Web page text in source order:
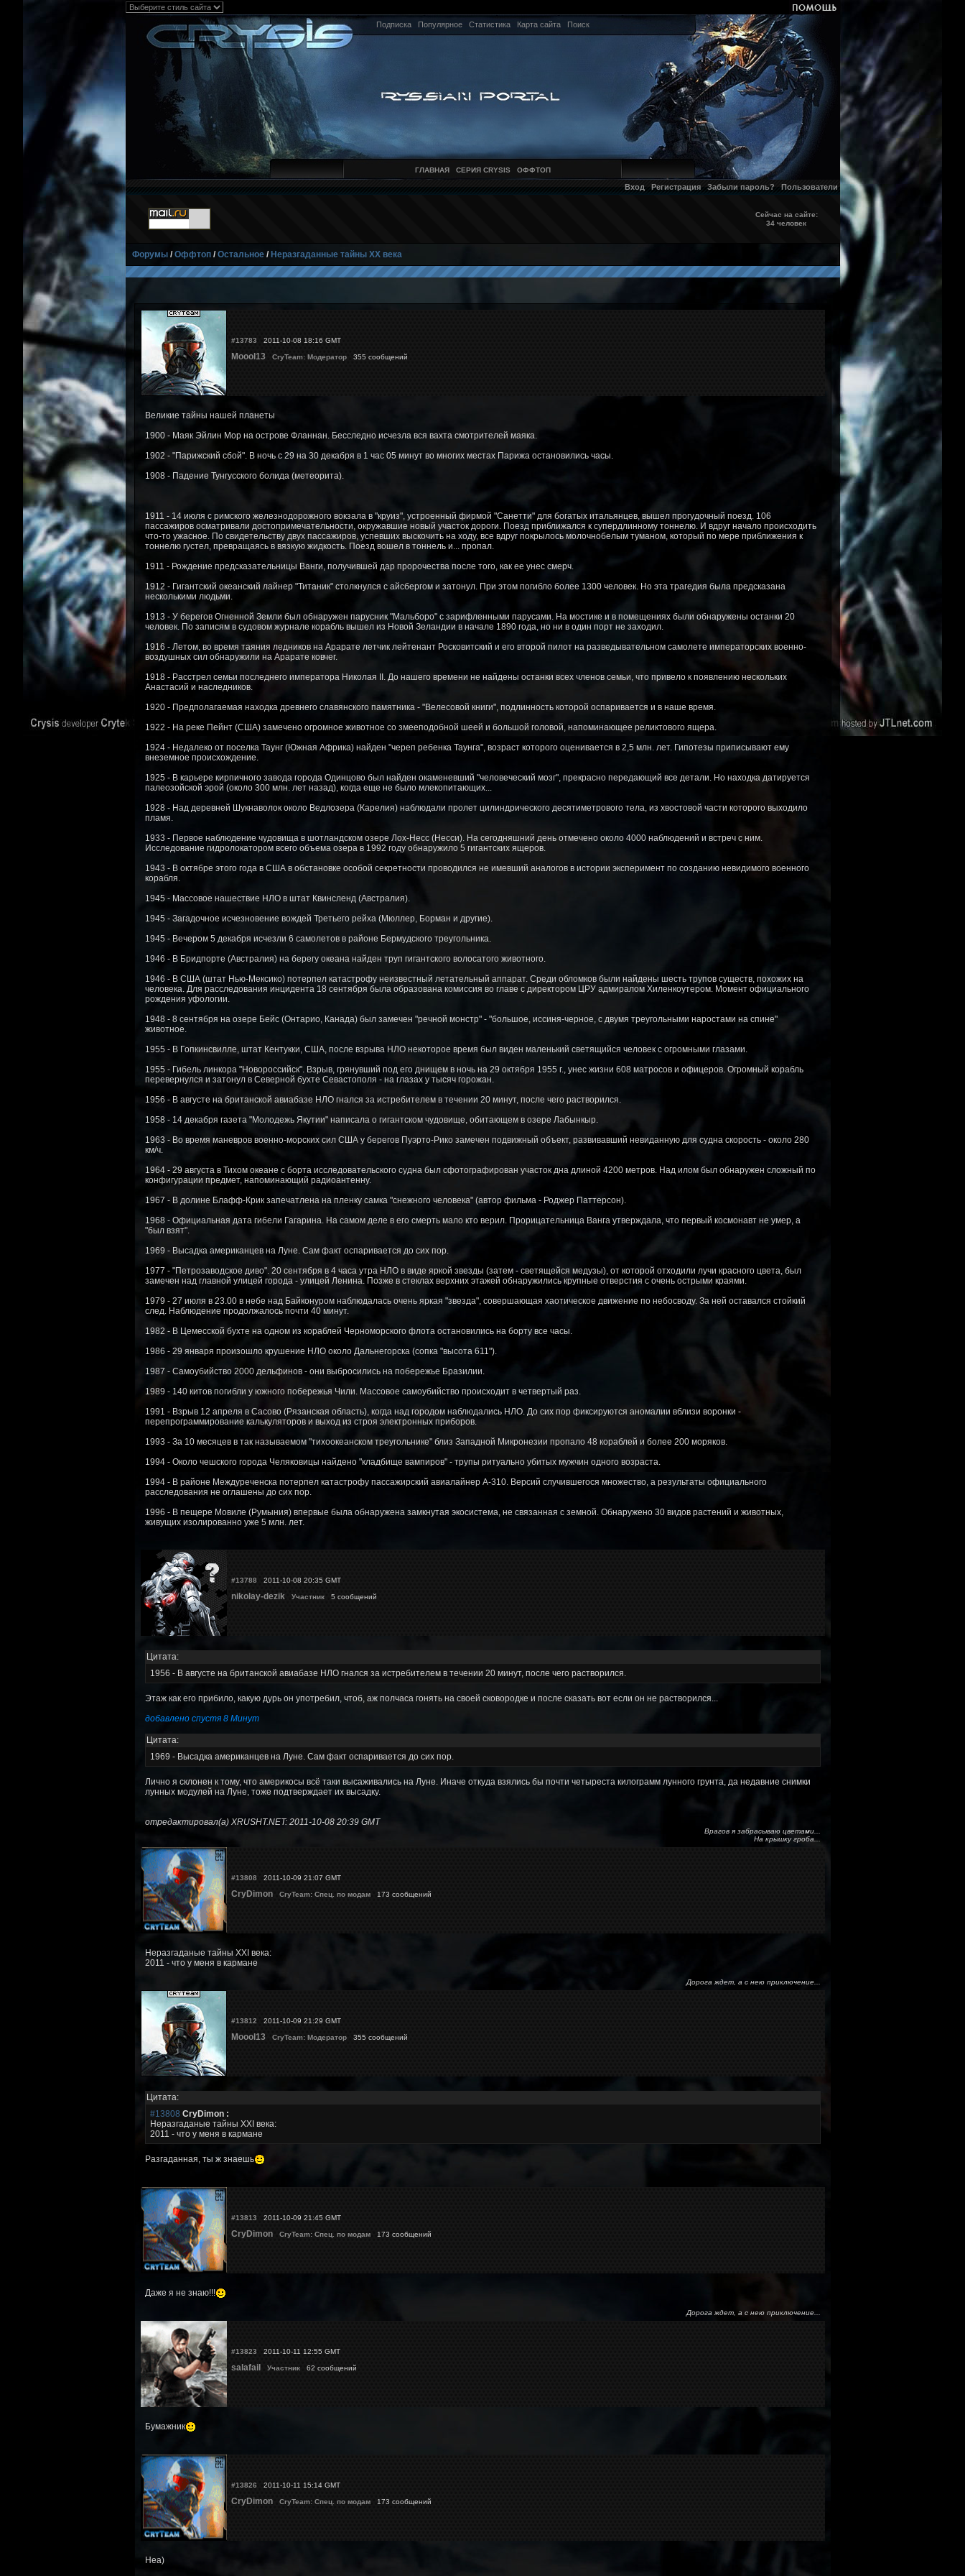
Подписка Популярное Статистика Карта сайта Поиск
ГЛАВНАЯ СЕРИЯ CRYSIS ОФФТОП
Вход Регистрация Забыли пароль? Пользователи
Сейчас на сайте:
34 человек
Форумы/Оффтоп/Остальное/ Неразгаданные тайны XX века
#13783 2011-10-08 18:16 GMT
Moool13 CryTeam: Модератор355 сообщений
Великие тайны нашей планеты
1900 - Маяк Эйлин Мор на острове Фланнан. Беcследно исчезла вся вахта смотрителей маяка.
1902 - "Парижский сбой". В ночь с 29 на 30 декабря в 1 час 05 минут во многих местах Парижа остановились часы.
1908 - Падение Тунгусского болида (метеорита).
1911 - 14 июля с римского железнодорожного вокзала в "круиз", устроенный фирмой "Санетти" для богатых итальянцев, вышел прогудочный поезд. 106
пассажиров осматривали достопримечательности, окружавшие новый участок дороги. Поезд приближался к супердлинному тоннелю. И вдруг начало происходить
что-то ужасное. По свидетельству двух пассажиров, успевших выскочить на ходу, все вдруг покрылось молочнобелым туманом, который по мере приближения к
тоннелю густел, превращаясь в вязкую жидкость. Поезд вошел в тоннель и... пропал.
1911 - Рождение предсказательницы Ванги, получившей дар пророчества после того, как ее унес смерч.
1912 - Гигантский океанский лайнер "Титаник" столкнулся с айсбергом и затонул. При этом погибло более 1300 человек. Но эта трагедия была предсказана
несколькими людьми.
1913 - У берегов Огненной Земли был обнаружен парусник "Мальборо" с зарифленными парусами. На мостике и в помещениях были обнаружены останки 20
человек. По записям в судовом журнале корабль вышел из Новой Зеландии в начале 1890 года, но ни в один порт не заходил.
1916 - Летом, во время таяния ледников на Арарате летчик лейтенант Росковитский и его второй пилот на разведывательном самолете императорских военно-
воздушных сил обнаружили на Арарате ковчег.
1918 - Расстрел семьи последнего императора Николая II. До нашего времени не найдены останки всех членов семьи, что привело к появлению нескольких
Анастасий и наследников.
1920 - Предполагаемая находка древнего славянского памятника - "Велесовой книги", подлинность которой оспаривается и в наше время.
1922 - На реке Пейнт (США) замечено огромное животное со змееподобной шеей и большой головой, напоминающее реликтового ящера.
1924 - Недалеко от поселка Таунг (Южная Африка) найден "череп ребенка Таунга", возраст которого оценивается в 2,5 млн. лет. Гипотезы приписывают ему
внеземное происхождение.
1925 - В карьере кирпичного завода города Одинцово был найден окаменевший "человеческий мозг", прекрасно передающий все детали. Но находка датируется
палеозойской эрой (около 300 млн. лет назад), когда еще не было млекопитающих...
1928 - Над деревней Шукнаволок около Ведлозера (Карелия) наблюдали пролет цилиндрического десятиметрового тела, из хвостовой части которого выходило
пламя.
1933 - Первое наблюдение чудовища в шотландском озере Лох-Несс (Несси). На сегодняшний день отмечено около 4000 наблюдений и встреч с ним.
Исследование гидролокатором всего объема озера в 1992 году обнаружило 5 гигантских ящеров.
1943 - В октябре этого года в США в обстановке особой секретности проводился не имевший аналогов в истории эксперимент по созданию невидимого военного
корабля.
1945 - Массовое нашествие НЛО в штат Квинсленд (Австралия).
1945 - Загадочное исчезновение вождей Третьего рейха (Мюллер, Борман и другие).
1945 - Вечером 5 декабря исчезли 6 самолетов в районе Бермудского треугольника.
1946 - В Бридпорте (Австралия) на берегу океана найден труп гигантского волосатого животного.
1946 - В США (штат Нью-Мексико) потерпел катастрофу неизвестный летательный аппарат. Среди обломков были найдены шесть трупов существ, похожих на
человека. Для расследования инцидента 18 сентября была образована комиссия во главе с директором ЦРУ адмиралом Хиленкоутером. Момент официального
рождения уфологии.
1948 - 8 сентября на озере Бейс (Онтарио, Канада) был замечен "речной монстр" - "большое, иссиня-черное, с двумя треугольными наростами на спине"
животное.
1955 - В Гопкинсвилле, штат Кентукки, США, после взрыва НЛО некоторое время был виден маленький светящийся человек с огромными глазами.
1955 - Гибель линкора "Новороссийск". Взрыв, грянувший под его днищем в ночь на 29 октября 1955 г., унес жизни 608 матросов и офицеров. Огромный корабль
перевернулся и затонул в Северной бухте Севастополя - на глазах у тысяч горожан.
1956 - В августе на британской авиабазе НЛО гнался за истребителем в течении 20 минут, после чего растворился.
1958 - 14 декабря газета "Молодежь Якутии" написала о гигантском чудовище, обитающем в озере Лабынкыр.
1963 - Во время маневров военно-морских сил США у берегов Пуэрто-Рико замечен подвижный объект, развивавший невиданную для судна скорость - около 280
км/ч.
1964 - 29 августа в Тихом океане с борта исследовательского судна был сфотографирован участок дна длиной 4200 метров. Над илом был обнаружен сложный по
конфигурации предмет, напоминающий радиоантенну.
1967 - В долине Блафф-Крик запечатлена на пленку самка "снежного человека" (автор фильма - Роджер Паттерсон).
1968 - Официальная дата гибели Гагарина. На самом деле в его смерть мало кто верил. Прорицательница Ванга утверждала, что первый космонавт не умер, а
"был взят".
1969 - Высадка американцев на Луне. Сам факт оспаривается до сих пор.
1977 - "Петрозаводское диво". 20 сентября в 4 часа утра НЛО в виде яркой звезды (затем - светящейся медузы), от которой отходили лучи красного цвета, был
замечен над главной улицей города - улицей Ленина. Позже в стеклах верхних этажей обнаружились крупные отверстия с очень острыми краями.
1979 - 27 июля в 23.00 в небе над Байконуром наблюдалась очень яркая "звезда", совершающая хаотическое движение по небосводу. За ней оставался стойкий
след. Наблюдение продолжалось почти 40 минут.
1982 - В Цемесской бухте на одном из кораблей Черноморского флота остановились на борту все часы.
1986 - 29 января произошло крушение НЛО около Дальнегорска (сопка "высота 611").
1987 - Самоубийство 2000 дельфинов - они выбросились на побережье Бразилии.
1989 - 140 китов погибли у южного побережья Чили. Массовое самоубийство происходит в четвертый раз.
1991 - Взрыв 12 апреля в Сасово (Рязанская область), когда над городом наблюдались НЛО. До сих пор фиксируются аномалии вблизи воронки -
перепрограммирование калькуляторов и выход из строя электронных приборов.
1993 - За 10 месяцев в так называемом "тихоокеанском треугольнике" близ Западной Микронезии пропало 48 кораблей и более 200 моряков.
1994 - Около чешского города Челяковицы найдено "кладбище вампиров" - трупы ритуально убитых мужчин одного возраста.
1994 - В районе Междуреченска потерпел катастрофу пассажирский авиалайнер А-310. Версий случившегося множество, а результаты официального
расследования не оглашены до сих пор.
1996 - В пещере Мовиле (Румыния) впервые была обнаружена замкнутая экосистема, не связанная с земной. Обнаружено 30 видов растений и животных,
живущих изолированно уже 5 млн. лет.
#13788 2011-10-08 20:35 GMT
nikolay-dezik Участник5 сообщений
Цитата:
1956 - В августе на британской авиабазе НЛО гнался за истребителем в течении 20 минут, после чего растворился.
Этаж как его прибило, какую дурь он употребил, чтоб, аж полчаса гонять на своей сковородке и после сказать вот если он не растворился...
добавлено спустя 8 Минут
Цитата:
1969 - Высадка американцев на Луне. Сам факт оспаривается до сих пор.
Лично я склонен к тому, что америкосы всё таки высаживались на Луне. Иначе откуда взялись бы почти четыреста килограмм лунного грунта, да недавние снимки
лунных модулей на Луне, тоже подтверждает их высадку.
отредактировал(а) XRUSHT.NET: 2011-10-08 20:39 GMT
Врагов я забрасываю цветами...
На крышку гроба...
#13808 2011-10-09 21:07 GMT
CryDimon CryTeam: Спец. по модам173 сообщений
Неразгаданые тайны XXI века:
2011 - что у меня в кармане
Дорога ждет, а с нею приключение...
#13812 2011-10-09 21:29 GMT
Moool13 CryTeam: Модератор355 сообщений
Цитата:
#13808 CryDimon :
Неразгаданые тайны XXI века:
2011 - что у меня в кармане
Разгаданная, ты ж знаешь
#13813 2011-10-09 21:45 GMT
CryDimon CryTeam: Спец. по модам173 сообщений
Даже я не знаю!!!
Дорога ждет, а с нею приключение...
#13823 2011-10-11 12:55 GMT
salafail Участник62 сообщений
Бумажник
#13826 2011-10-11 15:14 GMT
CryDimon CryTeam: Спец. по модам173 сообщений
Неа)